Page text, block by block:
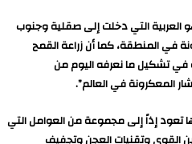
العربية التي دخلت إلى صقلية وجنوب
في المنطقة، كما أن زراعة القمح
تشكيل ما نعرفه اليوم من
المعكرونة في العالم”.
تعود إذاً إلى مجموعة من العوامل التي
القوي وتقنيات العجن وتجفيف